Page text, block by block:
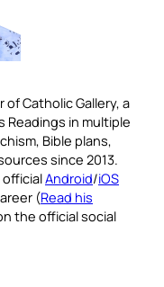
Catholic Gallery, a
Readings in multiple
Bible plans,
since 2013.
Android/iOS
(Read his
the official social